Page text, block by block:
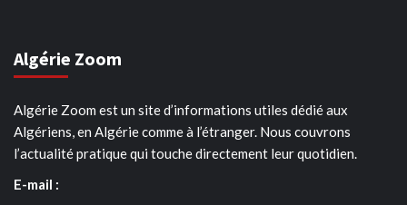
Algérie Zoom
Algérie Zoom est un site d’informations utiles dédié aux
Algériens, en Algérie comme à l’étranger. Nous couvrons
l’actualité pratique qui touche directement leur quotidien.
E-mail :